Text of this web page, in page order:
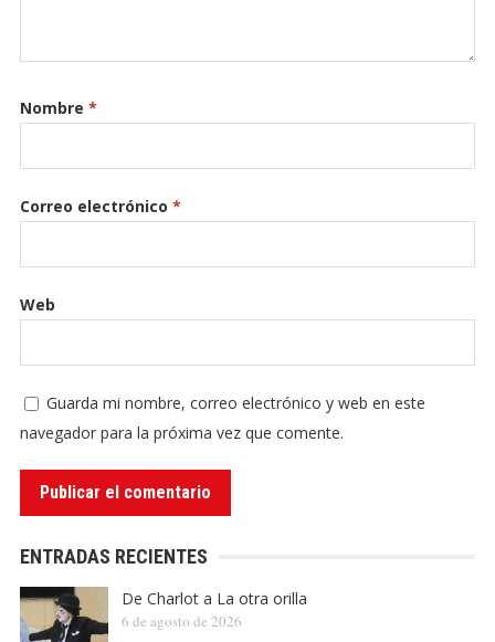
Nombre *
Correo electrónico *
Web
Guarda mi nombre, correo electrónico y web en este
navegador para la próxima vez que comente.
ENTRADAS RECIENTES
De Charlot a La otra orilla
6 de agosto de 2026